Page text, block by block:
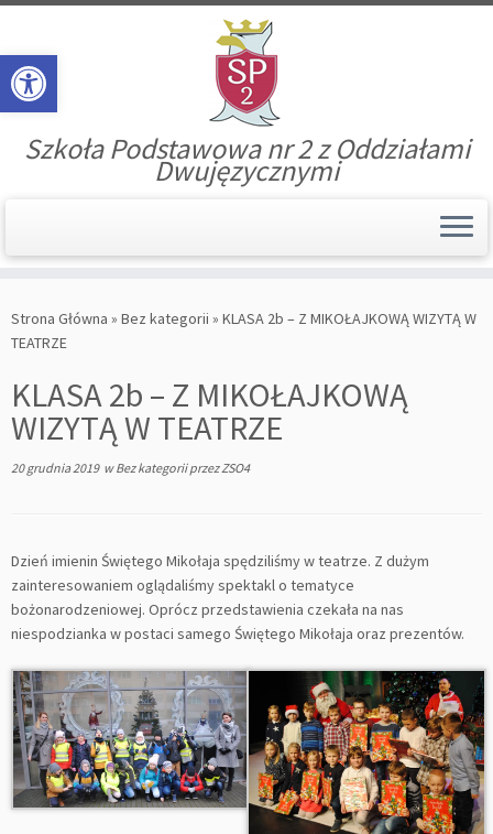
Open toolbar
to
content
Szkoła Podstawowa nr 2 z Oddziałami
Dwujęzycznymi
Strona Główna » Bez kategorii » KLASA 2b – Z MIKOŁAJKOWĄ WIZYTĄ W
TEATRZE
KLASA 2b – Z MIKOŁAJKOWĄ
WIZYTĄ W TEATRZE
20 grudnia 2019wBez kategoriiprzezZSO4
Dzień imienin Świętego Mikołaja spędziliśmy w teatrze. Z dużym
zainteresowaniem oglądaliśmy spektakl o tematyce
bożonarodzeniowej. Oprócz przedstawienia czekała na nas
niespodzianka w postaci samego Świętego Mikołaja oraz prezentów.